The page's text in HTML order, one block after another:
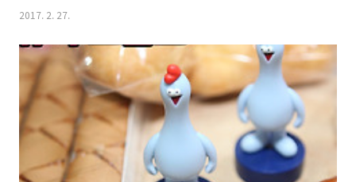
제 막걸리 1병이 가지고 있는 무려 700~800억개의 이로운 유산균 덕분
죠. 가족모임으로 조금 특별했던 신논현에 있는 술집인 느린마을양조장
을 다녀 왔습니다. 1층에 직접 막걸리는 빚는 방식의 양조장이 있어 더욱
신선한 생막걸리를 맛볼 수 있는 유일한 곳이 아닐까 하네요. 유통되는
막걸리와 달리 양조장에서 직접 맛보는 술집이니, 더욱 신선하게 맛볼 수
있는 신논현맛집 이였습니다. 신논현맛집 가족모임 회식하기 좋은 분위
기의 색다른 주점..
2017. 2. 27.